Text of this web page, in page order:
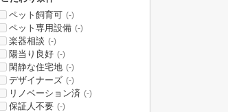
ペット飼育可 (-)
ペット専用設備 (-)
楽器相談 (-)
陽当り良好 (-)
閑静な住宅地 (-)
デザイナーズ (-)
リノベーション済 (-)
保証人不要 (-)